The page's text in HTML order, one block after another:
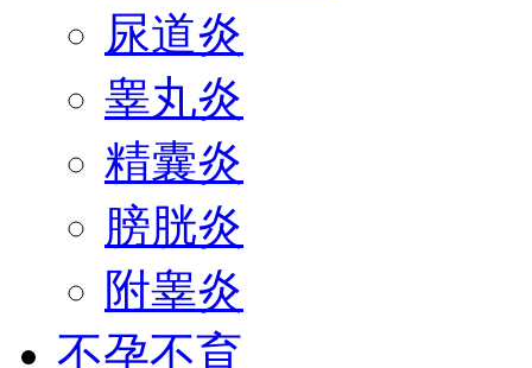
尿道炎
睾丸炎
精囊炎
膀胱炎
附睾炎
不孕不育